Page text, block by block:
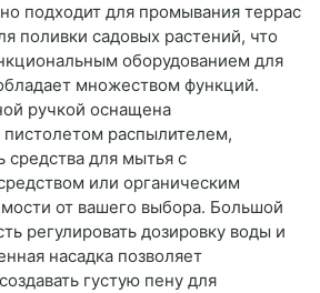
подходит для промывания террас
поливки садовых растений, что
оборудованием для
множеством функций.
ручкой оснащена
распылителем,
средства для мытья с
или органическим
от вашего выбора. Большой
регулировать дозировку воды и
насадка позволяет
густую пену для